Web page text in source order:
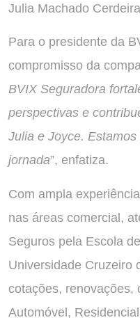
Julia Machado
Para o presidente da
compromisso da
BVIX Seguradora
perspectivas e
Julia e Joyce.
jornada”, enfatiza.
Com ampla
nas áreas comercial,
Seguros pela Escola
Universidade Cruzeiro
cotações, renovações,
Automóvel,